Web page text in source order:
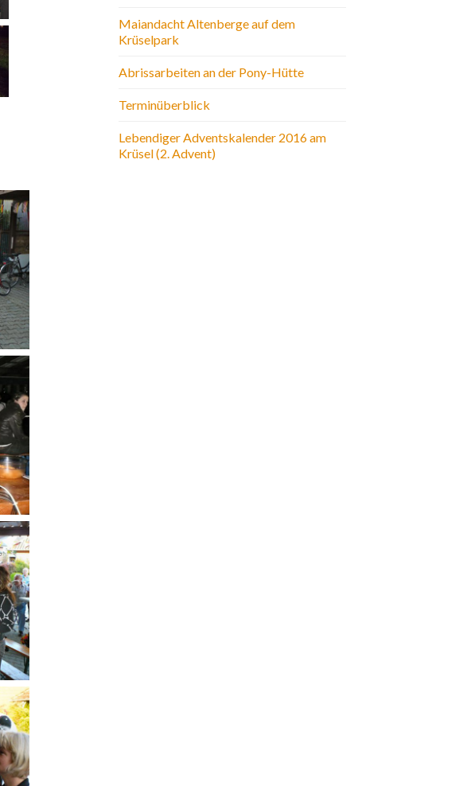
Maiandacht Altenberge auf dem
Krüselpark
Abrissarbeiten an der Pony-Hütte
Terminüberblick
Lebendiger Adventskalender 2016 am
Krüsel (2. Advent)